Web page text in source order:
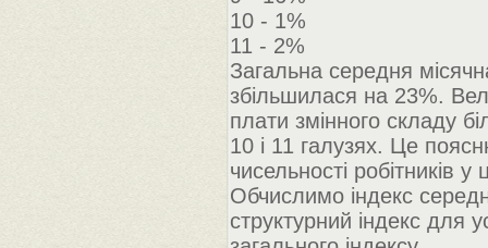
10 - 1%
11 - 2%
Загальна середня
збільшилася на 23%.
плати змінного складу
10 і 11 галузях. Це
чисельності робітників у
Обчислимо індекс
структурний індекс для